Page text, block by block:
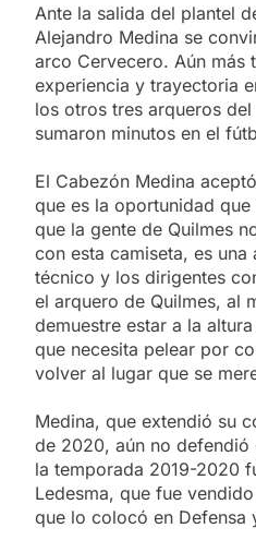
Ante la salida del plantel
Alejandro Medina se
arco Cervecero. Aún más
experiencia y trayectoria
los otros tres arqueros
sumaron minutos en el
El Cabezón Medina
que es la oportunidad
que la gente de Quilmes
con esta camiseta, es una
técnico y los dirigentes
el arquero de Quilmes, al
demuestre estar a la
que necesita pelear por
volver al lugar que se
Medina, que extendió su
de 2020, aún no
la temporada 2019-2020
Ledesma, que fue
que lo colocó en Defensa